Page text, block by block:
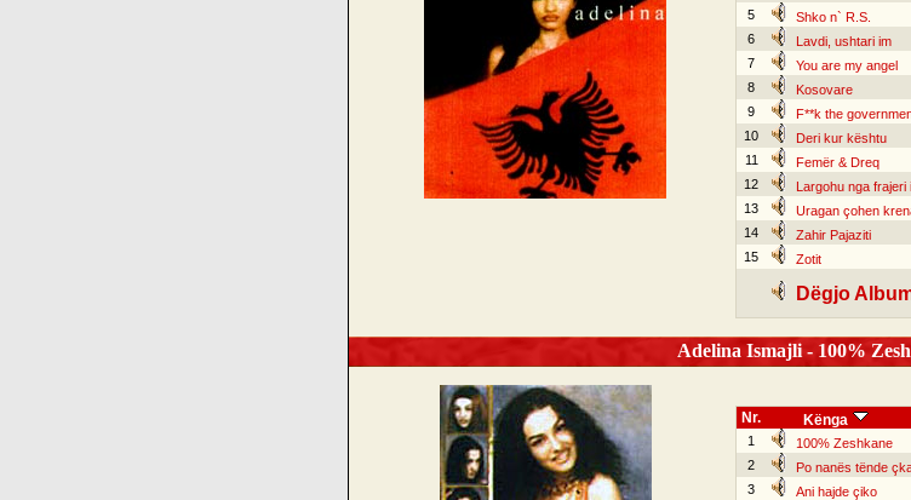
5
Shko n` R.S.
6
Lavdi, ushtari im
7
You are my angel
8
Kosovare
9
F**k the
10
Deri kur kështu
11
Femër & Dreq
12
Largohu nga frajeri
13
Uragan çohen
14
Zahir Pajaziti
15
Zotit
Dëgjo
Adelina Ismajli - 100%
Nr. Kënga
1 100% Zeshkane
2
Po nanës tënde
3
Ani hajde çiko